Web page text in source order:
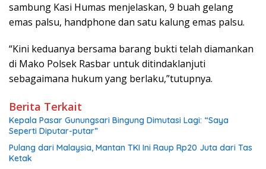
sambung Kasi Humas menjelaskan, 9 buah gelang
emas palsu, handphone dan satu kalung emas palsu.
“Kini keduanya bersama barang bukti telah diamankan
di Mako Polsek Rasbar untuk ditindaklanjuti
sebagaimana hukum yang berlaku,”tutupnya.
Berita Terkait
Kepala Pasar Gunungsari Bingung Dimutasi Lagi: “Saya
Seperti Diputar-putar”
Pulang dari Malaysia, Mantan TKI Ini Raup Rp20 Juta dari Tas
Ketak